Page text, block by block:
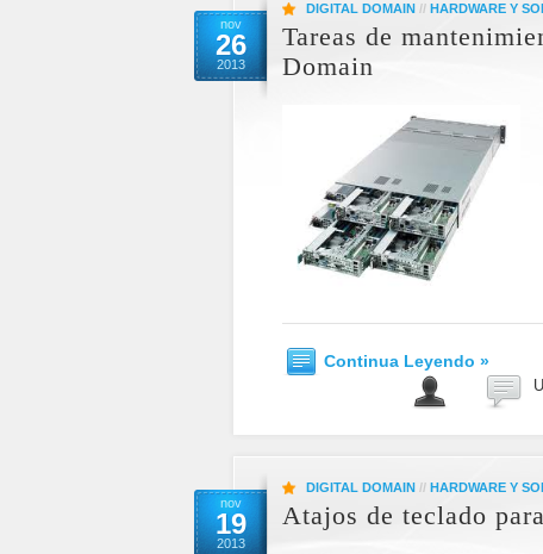
nov
26
2013
DIGITAL DOMAIN // HARDWARE Y
Tareas de
Domain
Continua Leyendo »
nov
19
2013
DIGITAL DOMAIN // HARDWARE Y
Atajos de teclado